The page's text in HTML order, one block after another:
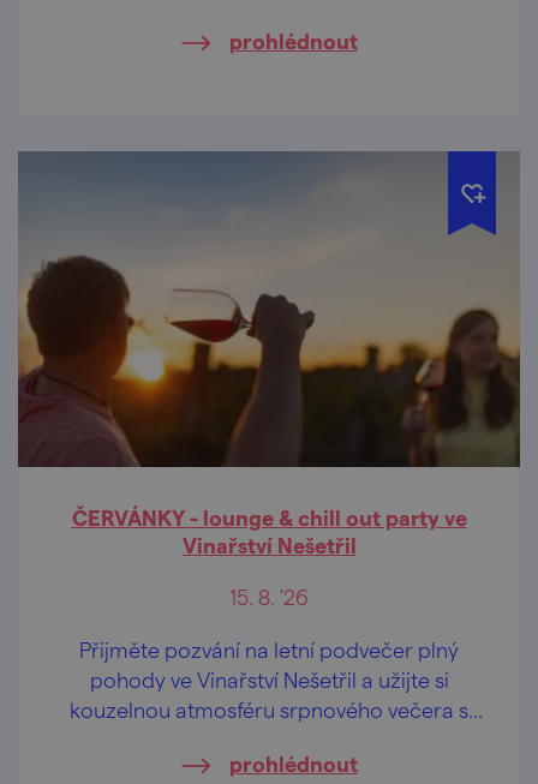
prohlédnout
ČERVÁNKY - lounge & chill out party ve
Vinařství Nešetřil
15. 8. '26
Přijměte pozvání na letní podvečer plný
pohody ve Vinařství Nešetřil a užijte si
kouzelnou atmosféru srpnového večera s
hudbou.
prohlédnout